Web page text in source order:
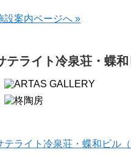
設案内ページへ »
テライト冷泉荘・蝶
テライト冷泉荘・蝶和ビル